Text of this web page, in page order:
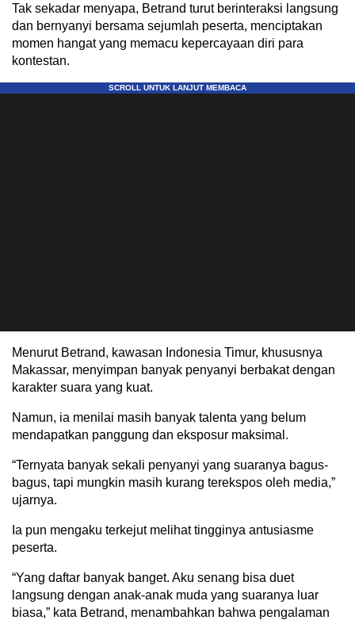
Tak sekadar menyapa, Betrand turut berinteraksi langsung
dan bernyanyi bersama sejumlah peserta, menciptakan
momen hangat yang memacu kepercayaan diri para
kontestan.
Menurut Betrand, kawasan Indonesia Timur, khususnya
Makassar, menyimpan banyak penyanyi berbakat dengan
karakter suara yang kuat.
Namun, ia menilai masih banyak talenta yang belum
mendapatkan panggung dan eksposur maksimal.
“Ternyata banyak sekali penyanyi yang suaranya bagus-
bagus, tapi mungkin masih kurang terekspos oleh media,”
ujarnya.
Ia pun mengaku terkejut melihat tingginya antusiasme
peserta.
“Yang daftar banyak banget. Aku senang bisa duet
langsung dengan anak-anak muda yang suaranya luar
biasa,” kata Betrand, menambahkan bahwa pengalaman